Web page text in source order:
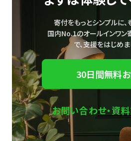
寄付をもっとシンプルに、
国内No.1のオールインワン
で、支援をはじめま
30日間無料
お問い合わせ・資